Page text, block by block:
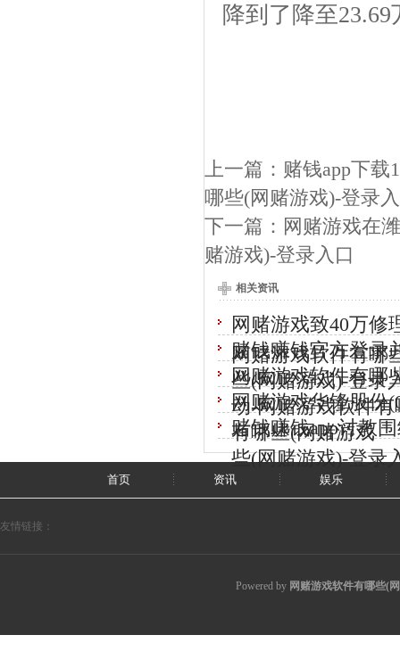
降到了降至
上一篇： 赌钱app下
哪些(网赌游戏)-登录
下一篇： 网赌游戏在
赌游戏)-登录入口
相关资讯
网赌游戏致40万修
网赌游戏软件有哪
赌钱赚钱官方登录
些(网赌游戏)-登录
网赌游戏软件有哪
动-网赌游戏软件
网赌游戏华锋股份
有哪些(网赌游戏
赌钱赚钱app讨教
些(网赌游戏)-登录
首页 资讯 娱乐
友情链接：
Powered by 网赌游戏软件有哪些(